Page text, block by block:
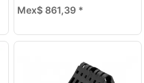
Mex$ 861,39 *